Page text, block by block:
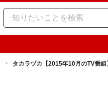
タカラヅカ【2015年10月のTV番組